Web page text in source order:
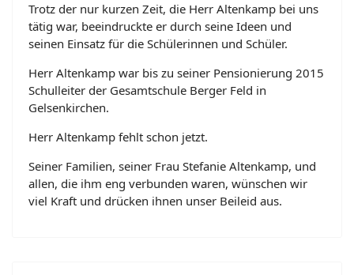
Trotz der nur kurzen Zeit, die Herr Altenkamp bei uns
tätig war, beeindruckte er durch seine Ideen und
seinen Einsatz für die Schülerinnen und Schüler.
Herr Altenkamp war bis zu seiner Pensionierung 2015
Schulleiter der Gesamtschule Berger Feld in
Gelsenkirchen.
Herr Altenkamp fehlt schon jetzt.
Seiner Familien, seiner Frau Stefanie Altenkamp, und
allen, die ihm eng verbunden waren, wünschen wir
viel Kraft und drücken ihnen unser Beileid aus.